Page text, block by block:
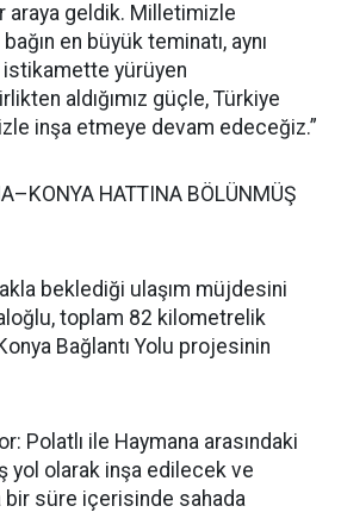
araya geldik. Milletimizle
en büyük teminatı, aynı
istikamette yürüyen
aldığımız güçle, Türkiye
inşa etmeye devam edeceğiz.”
HATTINA BÖLÜNMÜŞ
beklediği ulaşım müjdesini
toplam 82 kilometrelik
Bağlantı Yolu projesinin
Polatlı ile Haymana arasındaki
yol olarak inşa edilecek ve
bir süre içerisinde sahada